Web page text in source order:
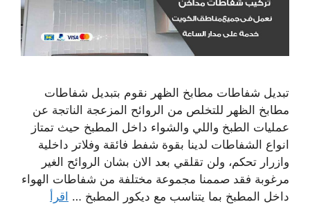
تبديل شفاطات مطابخ الظهر نقوم بتبديل شفاطات
مطابخ الظهر للتخلص من الروائح المزعجة الناتجة عن
عمليات الطبخ واللي والشواء داخل المطبخ حيث تمتاز
انواع الشفاطات لدينا بقوة شفط فائقة وفلاتر داخلية
وازرار تحكم، ولن تقلقي بعد الان بشان الروائح الغير
مرغوبة فقد صممنا مجموعة مختلفة من شفاطات الهواء
داخل المطبخ بما يتناسب مع ديكور المطبخ … اقرأ